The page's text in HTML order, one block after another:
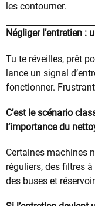
les contourner.
Négliger l’entretien :
Tu te réveilles, prêt
lance un signal
fonctionner.
C’est le scénario
l’importance du
Certaines machines
réguliers, des filtres
des buses et